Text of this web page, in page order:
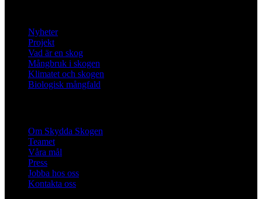
Nyheter
Projekt
Vad är en skog
Mångbruk i skogen
Klimatet och skogen
Biologisk mångfald
Om Skydda Skogen
Teamet
Våra mål
Press
Jobba hos oss
Kontakta oss